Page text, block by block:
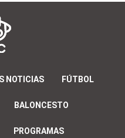
NOTICIAS FÚTBOL
BALONCESTO
PROGRAMAS